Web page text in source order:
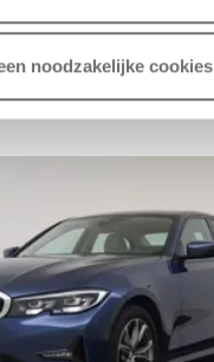
noodzakelijke cookies